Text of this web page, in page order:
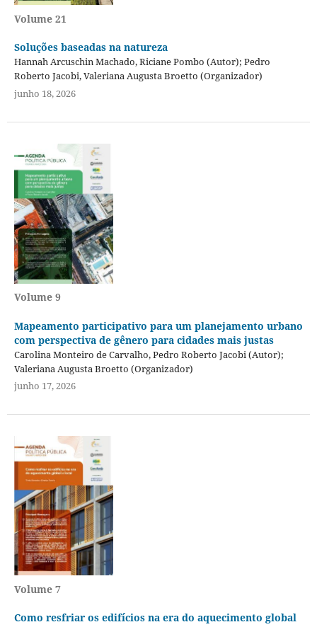
Volume 21
Soluções baseadas na natureza
Hannah Arcuschin Machado, Riciane Pombo (Autor); Pedro
Roberto Jacobi, Valeriana Augusta Broetto (Organizador)
junho 18, 2026
Volume 9
Mapeamento participativo para um planejamento urbano
com perspectiva de gênero para cidades mais justas
Carolina Monteiro de Carvalho, Pedro Roberto Jacobi (Autor);
Valeriana Augusta Broetto (Organizador)
junho 17, 2026
Volume 7
Como resfriar os edifícios na era do aquecimento global